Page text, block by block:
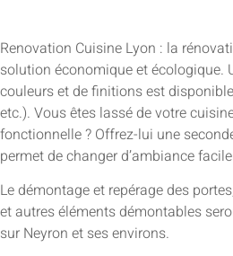
Renovation Cuisine Lyon : la
solution économique et écologique.
couleurs et de finitions est
etc.). Vous êtes lassé de votre
fonctionnelle ? Offrez-lui une
permet de changer d’ambiance
Le démontage et repérage des
et autres éléments démontables
sur Neyron et ses environs.